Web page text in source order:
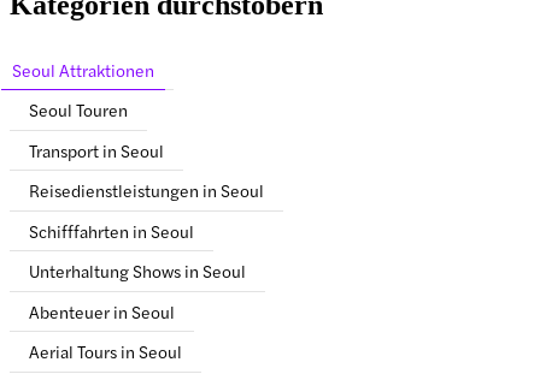
Seoul Attraktionen
Seoul Touren
Transport in Seoul
Reisedienstleistungen in Seoul
Schifffahrten in Seoul
Unterhaltung Shows in Seoul
Abenteuer in Seoul
Aerial Tours in Seoul